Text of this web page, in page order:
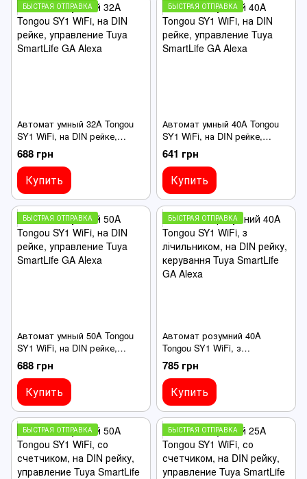
БЫСТРАЯ ОТПРАВКА
Автомат умный 32A Tongou
SY1 WiFi, на DIN рейке,
управление Tuya SmartLife
GA Alexa
688 грн
Купить
БЫСТРАЯ ОТПРАВКА
Автомат умный 40A Tongou
SY1 WiFi, на DIN рейке,
управление Tuya SmartLife
GA Alexa
641 грн
Купить
БЫСТРАЯ ОТПРАВКА
Автомат умный 50A Tongou
SY1 WiFi, на DIN рейке,
управление Tuya SmartLife
GA Alexa
688 грн
Купить
БЫСТРАЯ ОТПРАВКА
Автомат розумний 40A
Tongou SY1 WiFi, з
лічильником, на DIN рейку,
керування Tuya SmartLife GA
Alexa
785 грн
Купить
БЫСТРАЯ ОТПРАВКА БЫСТРАЯ ОТПРАВКА